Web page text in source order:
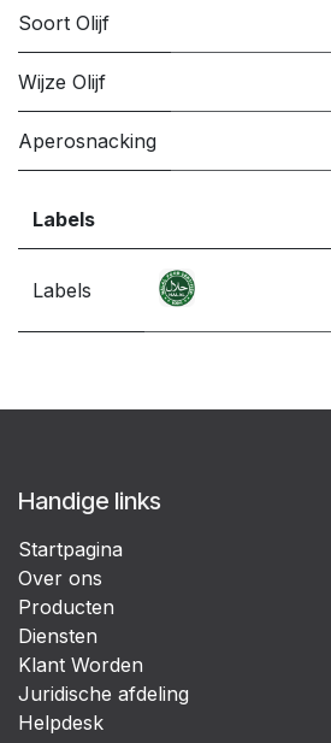
Soort Olijf
Wijze Olijf
Aperosnacking
Labels
Labels
Handige links
Startpagina
Over ons
Producten
Diensten
Klant Worden
Juridische afdeling
Helpdesk